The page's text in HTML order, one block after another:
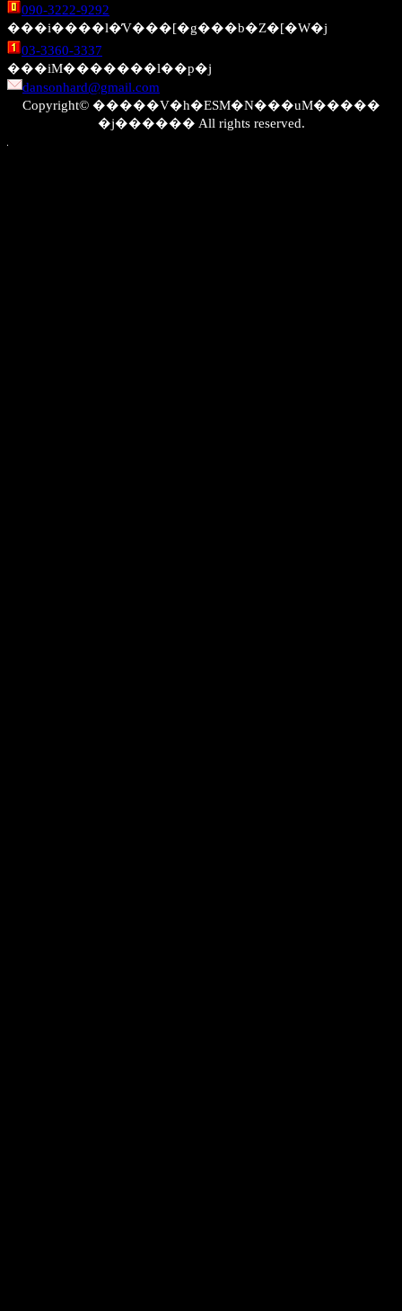
090-3222-9292
���i����l�̓V���[�g���b�Z�[�W�j
03-3360-3337
���iM�������l��p�j
dansonhard@gmail.com
Copyright© �����V�h�ESM�N���uM�����
�j������ All rights reserved.